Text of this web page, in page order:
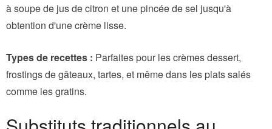
à soupe de jus de citron et une pincée de sel jusqu'à
obtention d'une crème lisse.
Types de recettes : Parfaites pour les crèmes dessert,
frostings de gâteaux, tartes, et même dans les plats salés
comme les gratins.